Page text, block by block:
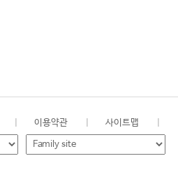
이용약관 사이트맵